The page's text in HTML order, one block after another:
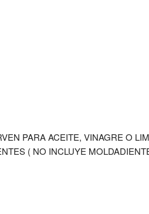
PARA ACEITE, VINAGRE O
( NO INCLUYE